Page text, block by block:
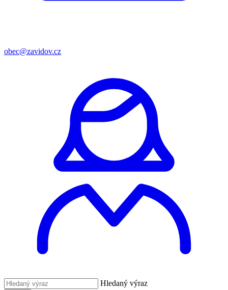
obec@zavidov.cz
Hledaný výraz